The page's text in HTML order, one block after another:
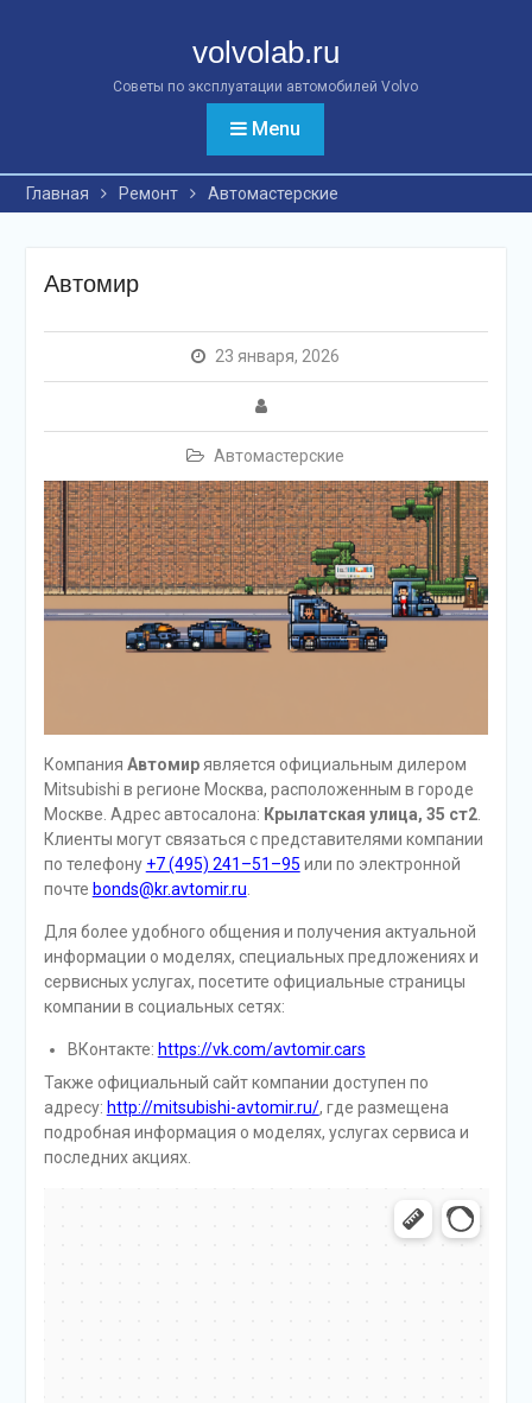
volvolab.ru
Советы по эксплуатации автомобилей Volvo
Menu
Главная Ремонт Автомастерские
Автомир
23 января, 2026
Автомастерские
Компания Автомирявляется официальным дилером
Mitsubishi в регионе Москва, расположенным в городе
Москве. Адрес автосалона: Крылатская улица, 35 ст2.
Клиенты могут связаться с представителями компании
по телефону +7 (495) 241–51–95 или по электронной
почте bonds@kr.avtomir.ru.
Для более удобного общения и получения актуальной
информации о моделях, специальных предложениях и
сервисных услугах, посетите официальные страницы
компании в социальных сетях:
ВКонтакте: https://vk.com/avtomir.cars
Также официальный сайт компании доступен по
адресу: http://mitsubishi-avtomir.ru/, где размещена
подробная информация о моделях, услугах сервиса и
последних акциях.